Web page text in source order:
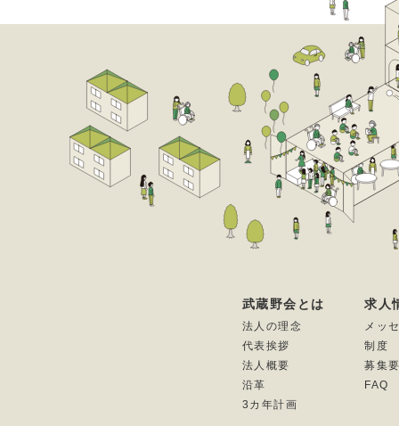
武蔵野会とは
法人の理念
代表挨拶
法人概要
沿革
3カ年計画
求人
メッ
制度
募集
FAQ